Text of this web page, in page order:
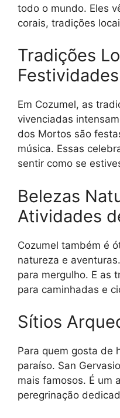
todo o mundo. Eles
corais, tradições
Tradições
Festividades
Em Cozumel, as
vivenciadas
dos Mortos são
música. Essas
sentir como se
Belezas
Atividades
Cozumel também é
natureza e
para mergulho. E as
para caminhadas e
Sítios
Para quem gosta de
paraíso. San
mais famosos. É um
peregrinação